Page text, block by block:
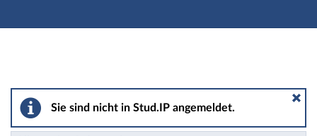
Hauptnavigation
Seminar: 12-55-FDD1-SPE01 Spracherwerb (NICHT
Sie sind nicht in Stud.IP angemeldet.